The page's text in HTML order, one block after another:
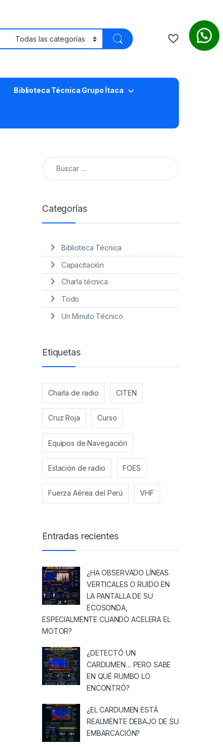
Biblioteca Técnica Grupo Ítaca
Buscar:
Categorías
Biblioteca Técnica
Capacitación
Charla técnica
Todo
Un Minuto Técnico
Etiquetas
Charla de radio CITEN
Cruz Roja Curso
Equipos de Navegación
Estación de radio FOES
Fuerza Aérea del Perú VHF
Entradas recientes
¿HA OBSERVADO LÍNEAS
VERTICALES O RUIDO EN
LA PANTALLA DE SU
ECOSONDA,
ESPECIALMENTE CUANDO ACELERA EL
MOTOR?
¿DETECTÓ UN
CARDUMEN… PERO SABE
EN QUÉ RUMBO LO
ENCONTRÓ?
¿EL CARDUMEN ESTÁ
REALMENTE DEBAJO DE SU
EMBARCACIÓN?